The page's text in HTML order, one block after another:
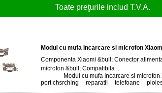
Toate preţurile includ T.V.A.
Modul cu mufa Incarcare si microfon
Componenta Xiaomi &bull; Conector
microfon &bull; Compatibila ...
Modul cu mufa Incarcare si
port chsrching
reparatii telefoane